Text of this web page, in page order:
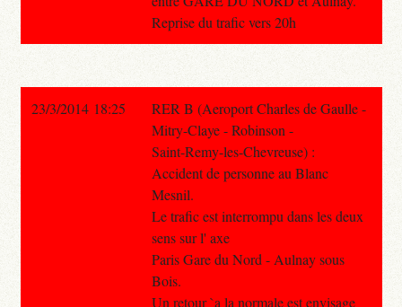
Reprise du trafic vers 20h
23/3/2014 18:25
RER B (Aeroport Charles de Gaulle -
Mitry-Claye - Robinson -
Saint-Remy-les-Chevreuse) :
Accident de personne au Blanc
Mesnil.
Le trafic est interrompu dans les deux
sens sur l' axe
Paris Gare du Nord - Aulnay sous
Bois.
Un retour `a la normale est envisage